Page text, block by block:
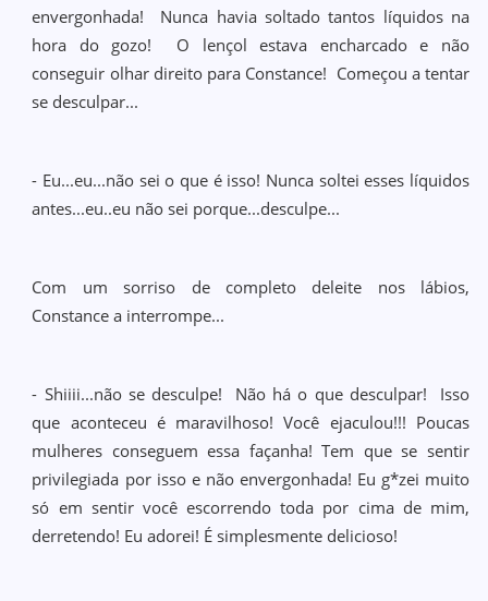
envergonhada! Nunca havia soltado tantos líquidos na
hora do gozo! O lençol estava encharcado e não
conseguir olhar direito para Constance! Começou a tentar
se desculpar...
- Eu...eu...não sei o que é isso! Nunca soltei esses líquidos
antes...eu..eu não sei porque...desculpe...
Com um sorriso de completo deleite nos lábios,
Constance a interrompe...
- Shiiii...não se desculpe! Não há o que desculpar! Isso
que aconteceu é maravilhoso! Você ejaculou!!! Poucas
mulheres conseguem essa façanha! Tem que se sentir
privilegiada por isso e não envergonhada! Eu g*zei muito
só em sentir você escorrendo toda por cima de mim,
derretendo! Eu adorei! É simplesmente delicioso!